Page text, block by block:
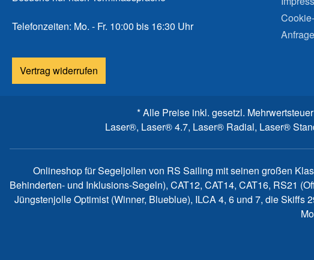
Telefonzeiten: Mo. - Fr. 10:00 bis 16:30 Uhr
Vertrag widerrufen
* Alle Preise inkl. gesetzl.
Laser®, Laser® 4.7, Laser® Radial, Laser®
Onlineshop für Segeljollen von RS Sailing mit seinen großen
Behinderten- und Inklusions-Segeln), CAT12, CAT14, CAT16, RS21
Jüngstenjolle Optimist (Winner, Blueblue), ILCA 4, 6 und 7, die